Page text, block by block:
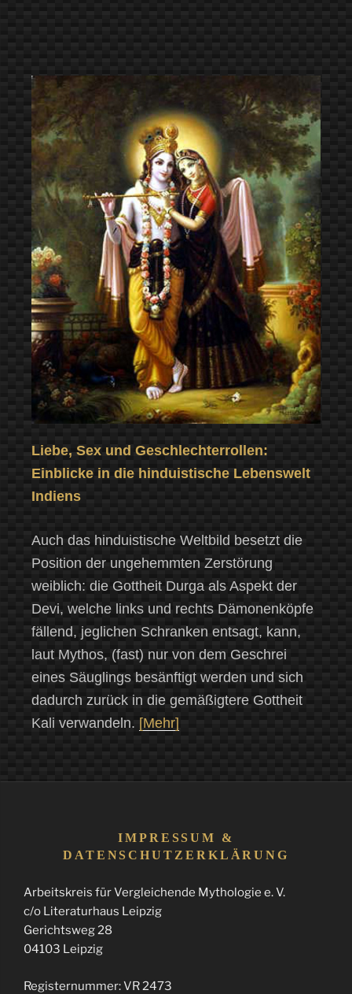
Liebe, Sex und Geschlechterrollen:
Einblicke in die hinduistische Lebenswelt
Indiens
Auch das hinduistische Weltbild besetzt die
Position der ungehemmten Zerstörung
weiblich: die Gottheit Durga als Aspekt der
Devi, welche links und rechts Dämonenköpfe
fällend, jeglichen Schranken entsagt, kann,
laut Mythos, (fast) nur von dem Geschrei
eines Säuglings besänftigt werden und sich
dadurch zurück in die gemäßigtere Gottheit
Kali verwandeln. [Mehr]
IMPRESSUM &
DATENSCHUTZERKLÄRUNG
Arbeitskreis für Vergleichende Mythologie e. V.
c/o Literaturhaus Leipzig
Gerichtsweg 28
04103 Leipzig
Registernummer: VR 2473